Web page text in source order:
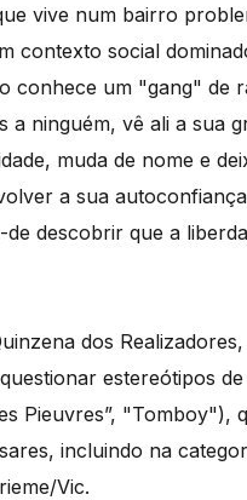
vive num bairro
contexto social
conhece um "gang" de
a ninguém, vê ali a sua
muda de nome e
a sua
descobrir que a
dos
estereótipos
Pieuvres”,
incluindo na
Vic.